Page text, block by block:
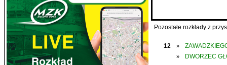
Pozostałe rozkłady z
12 »
» DWORZEC